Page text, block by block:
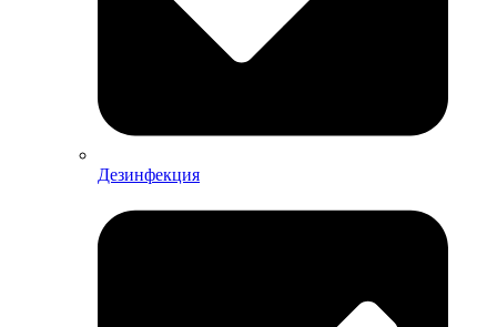
Дезинфекция